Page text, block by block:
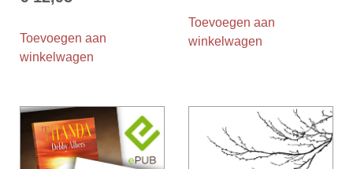
Toevoegen aan
winkelwagen
Toevoegen aan
winkelwagen